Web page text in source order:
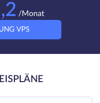
/Monat
VPS